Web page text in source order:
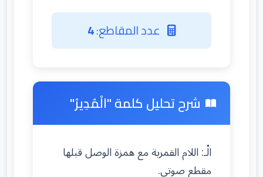
عدد المقاطع:4
شرح تحليل كلمة "الْمُدِيرُ"
الْـ: اللام القمرية مع همزة الوصل قبلها
مقطع صوتي.